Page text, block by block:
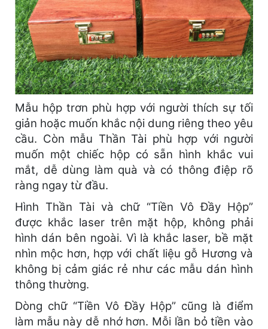
Mẫu hộp trơn phù hợp với người thích sự tối
giản hoặc muốn khắc nội dung riêng theo yêu
cầu. Còn mẫu Thần Tài phù hợp với người
muốn một chiếc hộp có sẵn hình khắc vui
mắt, dễ dùng làm quà và có thông điệp rõ
ràng ngay từ đầu.
Hình Thần Tài và chữ “Tiền Vô Đầy Hộp”
được khắc laser trên mặt hộp, không phải
hình dán bên ngoài. Vì là khắc laser, bề mặt
nhìn mộc hơn, hợp với chất liệu gỗ Hương và
không bị cảm giác rẻ như các mẫu dán hình
thông thường.
Dòng chữ “Tiền Vô Đầy Hộp” cũng là điểm
làm mẫu này dễ nhớ hơn. Mỗi lần bỏ tiền vào